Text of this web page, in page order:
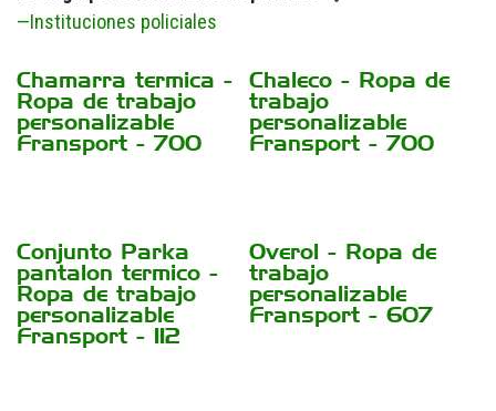
—Instituciones policiales
Chamarra termica -
Ropa de trabajo
personalizable
Fransport - 700
Chaleco - Ropa de
trabajo
personalizable
Fransport - 700
Conjunto Parka
pantalon termico -
Ropa de trabajo
personalizable
Fransport - 112
Overol - Ropa de
trabajo
personalizable
Fransport - 607